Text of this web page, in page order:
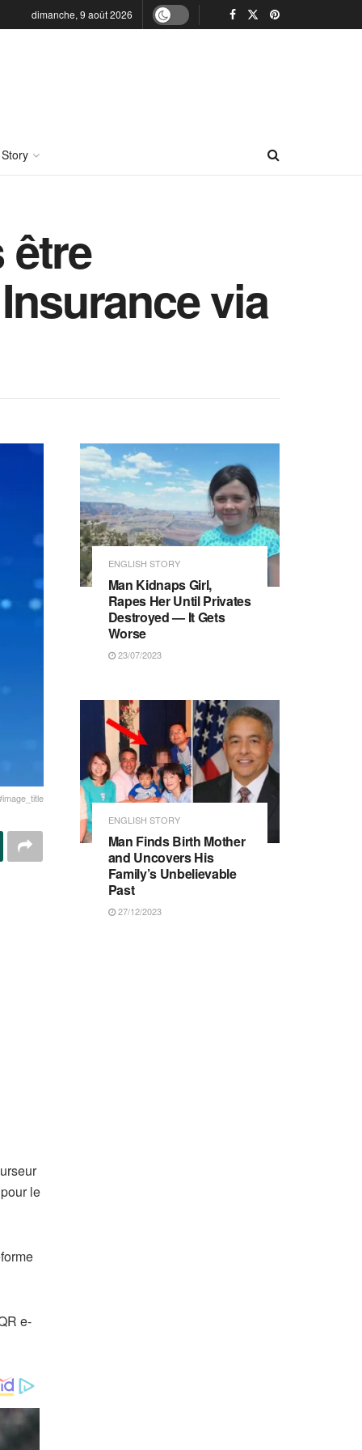
dimanche, 9 août 2026
être
via
le
e-
ENGLISH STORY
Man Kidnaps Girl,
Rapes Her Until Privates
Destroyed — It Gets
Worse
23/07/2023
ENGLISH STORY
Man Finds Birth Mother
and Uncovers His
Family’s Unbelievable
Past
27/12/2023